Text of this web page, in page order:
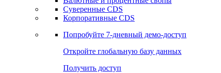
Получить доступ
Деривативы
Валютные и процентные свопы
Корпоративные CDS
Попробуйте7-дневный